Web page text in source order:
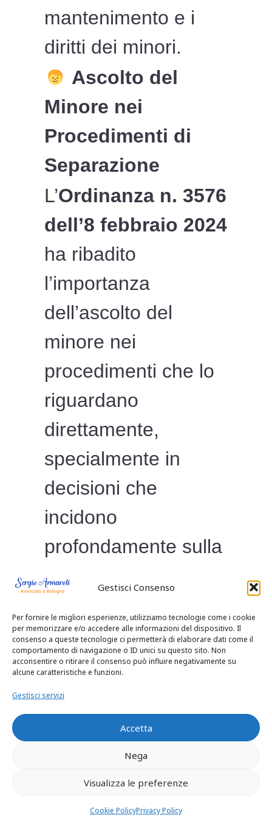
Gestisci Consenso
Per fornire le migliori esperienze, utilizziamo tecnologie come i cookie
per memorizzare e/o accedere alle informazioni del dispositivo. Il
consenso a queste tecnologie ci permetterà di elaborare dati come il
comportamento di navigazione o ID unici su questo sito. Non
acconsentire o ritirare il consenso può influire negativamente su
alcune caratteristiche e funzioni.
Gestisci servizi
Accetta
Nega
Visualizza le preferenze
Cookie PolicyPrivacy Policy
mantenimento e i
diritti dei minori.
Ascolto del
Minore nei
Procedimenti di
Separazione
L’Ordinanza n. 3576
dell’8 febbraio 2024
ha ribadito
l’importanza
dell’ascolto del
minore nei
procedimenti che lo
riguardano
direttamente,
specialmente in
decisioni che
incidono
profondamente sulla
sua vita, come il
extrafamiliare. La
Corte ha sottolineato
che l’ascolto del
minore è un diritto
sancito dall’art. 315
bis c.c., e non può
essere sostituito da